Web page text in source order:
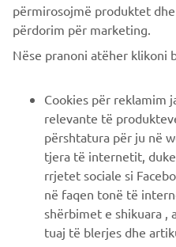
NEWSLETTER
Conoscerai in anteprima le
Leggi la nostra Informativa
trattiamo i tuoi dati personali:
përmirosojmë produktet
përdorim për marketing.
Nëse pranoni atëher klikoni
Cookies për reklamim
relevante të
përshtatura për ju në
tjera të internetit,
rrjetet sociale si
në faqen tonë të
shërbimet e shikuara ,
tuaj të blerjes dhe